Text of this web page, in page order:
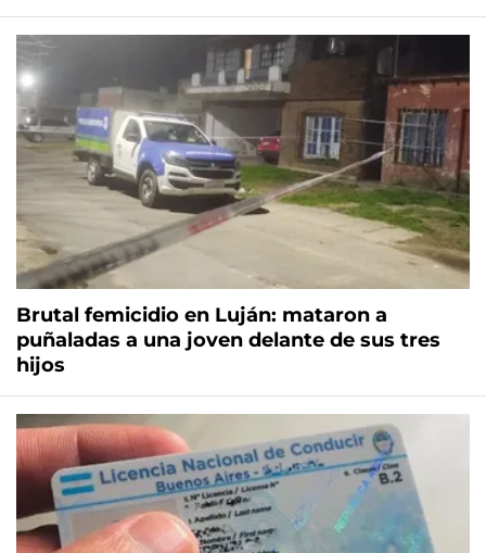
Brutal femicidio en Luján: mataron a
puñaladas a una joven delante de sus tres
hijos